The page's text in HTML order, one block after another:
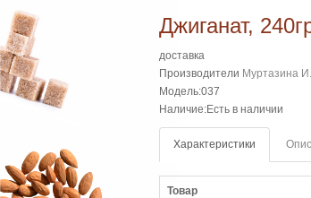
Джиганат,
доставка
Производители Муртазина
Модель:037
Наличие:Есть в наличии
Характеристики
Товар